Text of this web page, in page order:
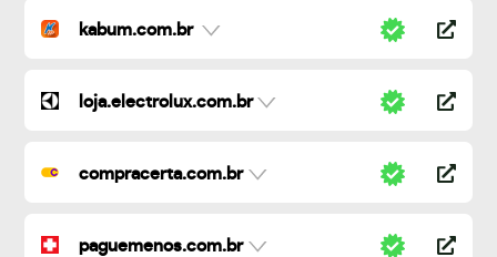
kabum.com.br
loja.electrolux.com.br
compracerta.com.br
paguemenos.com.br